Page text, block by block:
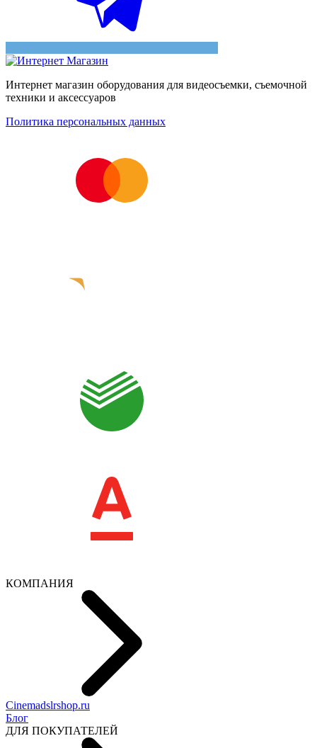
Интернет магазин оборудования для видеосъемки, съемочной
техники и аксессуаров
Политика персональных данных
КОМПАНИЯ
Cinemadslrshop.ru
Блог
ДЛЯ ПОКУПАТЕЛЕЙ